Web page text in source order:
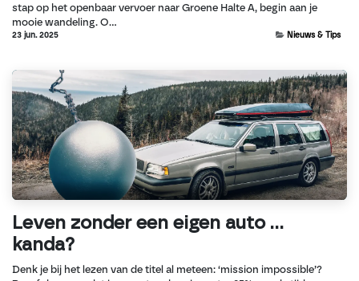
stap op het openbaar vervoer naar Groene Halte A, begin aan je
mooie wandeling. O...
23 jun. 2025 Nieuws & Tips
Leven zonder een eigen auto ...
kanda?
Denk je bij het lezen van de titel al meteen: ‘mission impossible’?